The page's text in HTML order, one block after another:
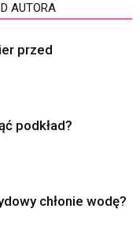
AUTORA
przed
podkład?
chłonie wodę?